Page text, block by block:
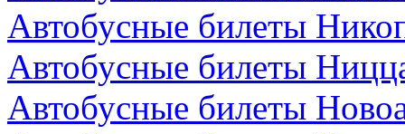
Автобусные билеты
Автобусные билеты
Автобусные билеты